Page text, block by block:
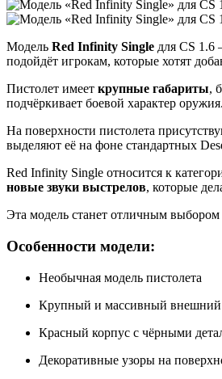
Модель Red Infinity Single для CS 1.6
подойдёт игрокам, которые хотят
Пистолет имеет крупные габариты,
подчёркивает боевой характер оружия.
На поверхности пистолета
выделяют её на фоне стандартных
Red Infinity Single относится к
новые звуки выстрелов, которые
Эта модель станет отличным
Особенности модели:
Необычная модель пистолета
Крупный и массивный
Красный корпус с чёрными
Декоративные узоры на